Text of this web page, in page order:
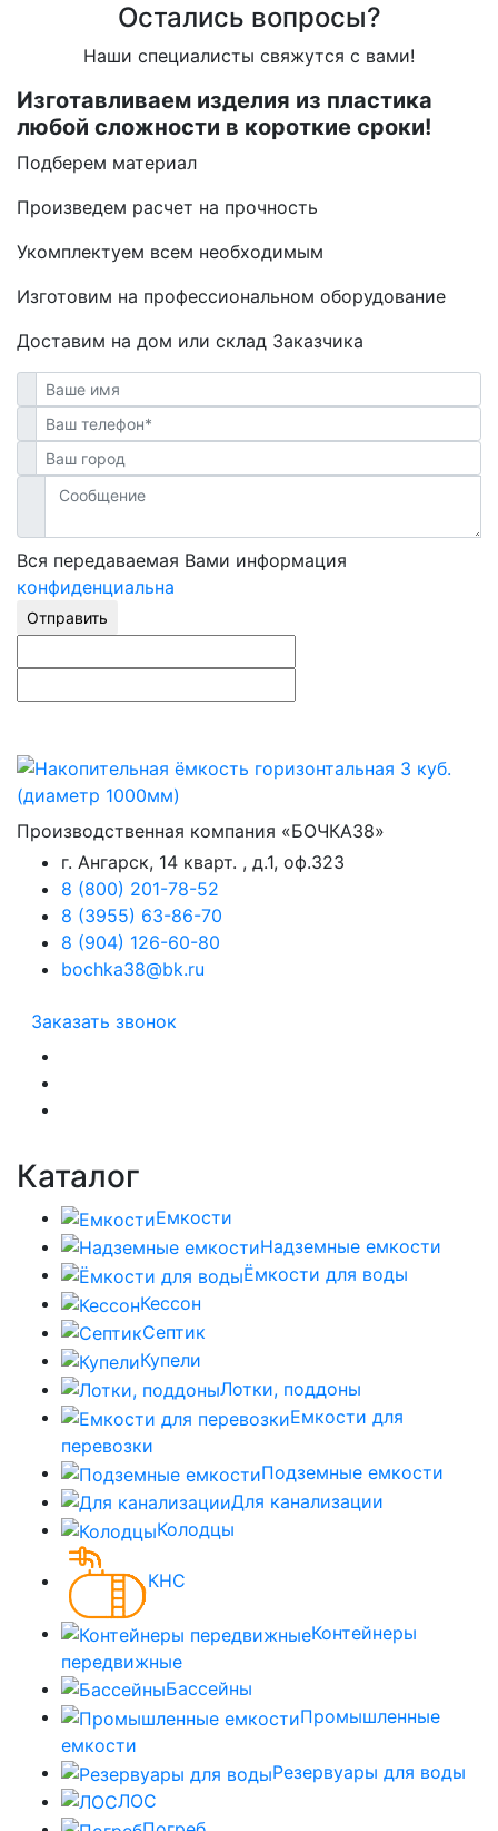
Остались вопросы?
Наши специалисты свяжутся с вами!
Изготавливаем изделия из пластика
любой сложности в короткие сроки!
Подберем материал
Произведем расчет на прочность
Укомплектуем всем необходимым
Изготовим на профессиональном оборудование
Доставим на дом или склад Заказчика
Вся передаваемая Вами информация
конфиденциальна
Отправить
Производственная компания «БОЧКА38»
г. Ангарск, 14 кварт. , д.1, оф.323
8 (800) 201-78-52
8 (3955) 63-86-70
8 (904) 126-60-80
bochka38@bk.ru
Заказать звонок
Каталог
Емкости
Надземные емкости
Ёмкости для воды
Кессон
Септик
Купели
Лотки, поддоны
Емкости для
перевозки
Подземные емкости
Для канализации
Колодцы
КНС
Контейнеры
передвижные
Бассейны
Промышленные
емкости
Резервуары для воды
ЛОС